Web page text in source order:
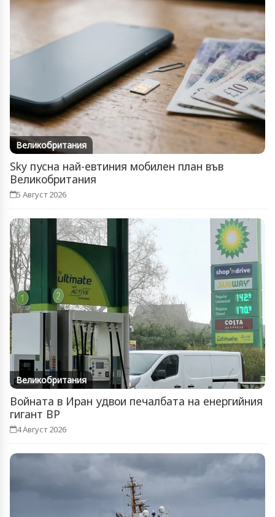
Великобритания
Sky пусна най-евтиния мобилен план във
Великобритания
5 Август 2026
Великобритания
Войната в Иран удвои печалбата на енергийния
гигант BP
4 Август 2026